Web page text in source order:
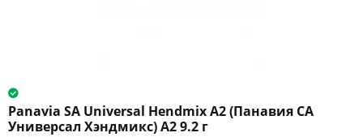
Panavia SA Universal Hendmix А2 (Панавия СА
Универсал Хэндмикс) А2 9.2 г